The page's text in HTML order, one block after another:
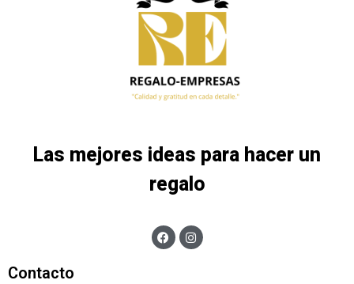
Las mejores ideas para hacer un
regalo
Contacto